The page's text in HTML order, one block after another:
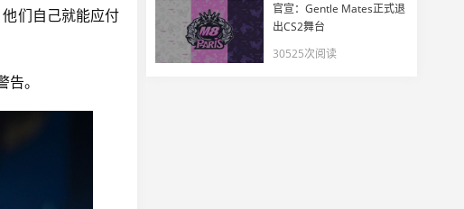
们自己就能应付
。
官宣：Gentle Mates正式退
出CS2舞台
30525次阅读